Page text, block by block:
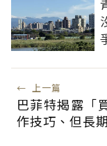
← 上一篇
巴菲特揭露「
作技巧、但長